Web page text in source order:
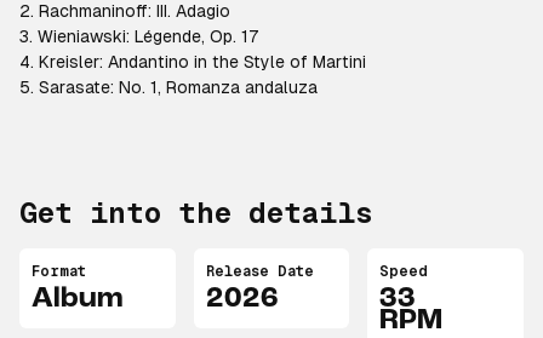
2. Rachmaninoff: III. Adagio
3. Wieniawski: Légende, Op. 17
4. Kreisler: Andantino in the Style of Martini
5. Sarasate: No. 1, Romanza andaluza
Get into the details
Format
Album
Release Date
2026
Speed
33
RPM